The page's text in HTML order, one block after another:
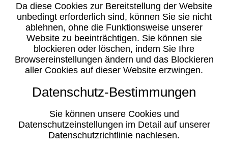
Da diese Cookies zur Bereitstellung der Website
unbedingt erforderlich sind, können Sie sie nicht
ablehnen, ohne die Funktionsweise unserer
Website zu beeinträchtigen. Sie können sie
blockieren oder löschen, indem Sie Ihre
Browsereinstellungen ändern und das Blockieren
aller Cookies auf dieser Website erzwingen.
Datenschutz-Bestimmungen
Sie können unsere Cookies und
Datenschutzeinstellungen im Detail auf unserer
Datenschutzrichtlinie nachlesen.